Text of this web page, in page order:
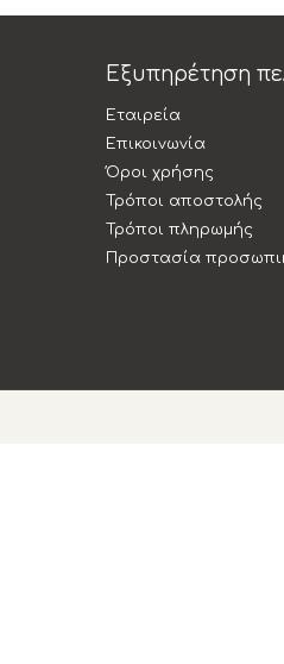
Εξυπηρέτηση
Εταιρεία
Επικοινωνία
Όροι χρήσης
Τρόποι αποστολής
Τρόποι πληρωμής
Προστασία